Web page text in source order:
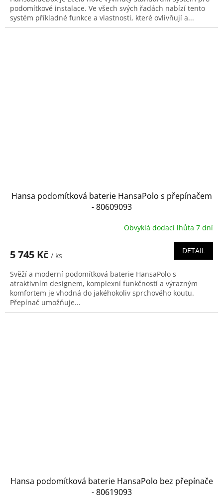
podomítkové instalace. Ve všech svých řadách nabízí tento
systém příkladné funkce a vlastnosti, které ovlivňují a...
Hansa podomítková baterie HansaPolo s přepínačem
- 80609093
Obvyklá dodací lhůta 7 dní
5 745 Kč / ks
DETAIL
Svěží a moderní podomítková baterie HansaPolo s
atraktivním designem, komplexní funkčností a výrazným
komfortem je vhodná do jakéhokoliv sprchového koutu.
Přepínač umožňuje...
Hansa podomítková baterie HansaPolo bez přepínače
- 80619093